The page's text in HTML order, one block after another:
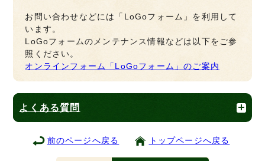
お問い合わせなどには「LoGoフォーム」を利用して
います。
LoGoフォームのメンテナンス情報などは以下をご参
照ください。
オンラインフォーム「LoGoフォーム」のご案内
よくある質問
前のページへ戻る トップページへ戻る